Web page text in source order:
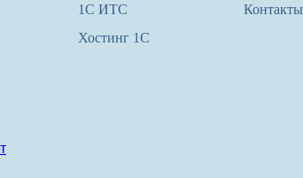
1С ИТС
Хостинг 1С
Контакты